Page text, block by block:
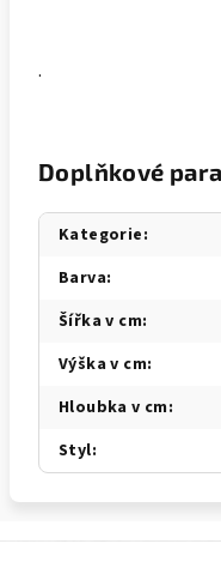
.
Doplňkové
Kategorie:
Barva:
Šířka v cm:
Výška v cm:
Hloubka v cm:
Styl: